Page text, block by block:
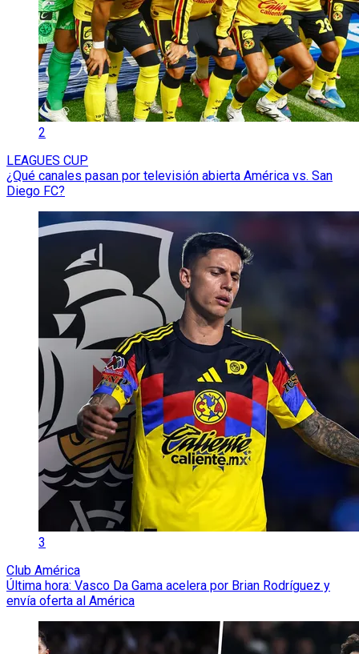
2
LEAGUES CUP
¿Qué canales pasan por televisión abierta América vs. San
Diego FC?
3
Club América
Última hora: Vasco Da Gama acelera por Brian Rodríguez y
envía oferta al América